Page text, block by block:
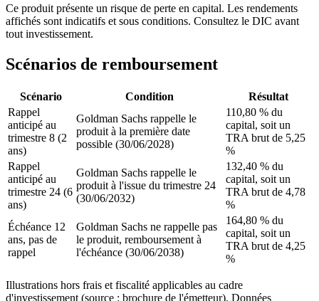
Ce produit présente un risque de perte en capital. Les rendements
affichés sont indicatifs et sous conditions. Consultez le DIC avant
tout investissement.
Scénarios de remboursement
Scénario Condition
Résultat
Rappel
anticipé au
trimestre 8 (2
ans)
Goldman Sachs rappelle le
produit à la première date
possible (30/06/2028)
110,80 % du
capital, soit un
TRA brut de 5,25
%
Rappel
anticipé au
trimestre 24 (6
ans)
Goldman Sachs rappelle le
produit à l'issue du trimestre 24
(30/06/2032)
132,40 % du
capital, soit un
TRA brut de 4,78
%
Échéance 12
ans, pas de
rappel
Goldman Sachs ne rappelle pas
le produit, remboursement à
l'échéance (30/06/2038)
164,80 % du
capital, soit un
TRA brut de 4,25
%
Illustrations hors frais et fiscalité applicables au cadre
d'investissement (source : brochure de l'émetteur). Données